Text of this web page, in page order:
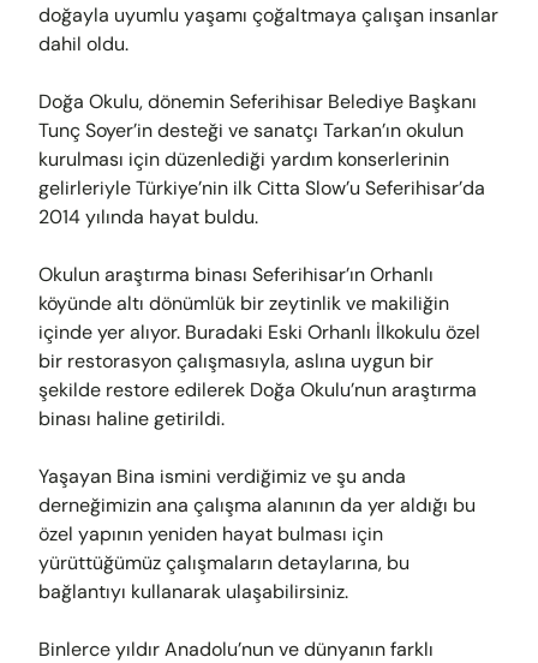
doğayla uyumlu yaşamı çoğaltmaya çalışan insanlar
dahil oldu.
Doğa Okulu, dönemin Seferihisar Belediye Başkanı
Tunç Soyer’in desteği ve sanatçı Tarkan’ın okulun
kurulması için düzenlediği yardım konserlerinin
gelirleriyle Türkiye’nin ilk Citta Slow’u Seferihisar’da
2014 yılında hayat buldu.
Okulun araştırma binası Seferihisar’ın Orhanlı
köyünde altı dönümlük bir zeytinlik ve makiliğin
içinde yer alıyor. Buradaki Eski Orhanlı İlkokulu özel
bir restorasyon çalışmasıyla, aslına uygun bir
şekilde restore edilerek Doğa Okulu’nun araştırma
binası haline getirildi.
Yaşayan Bina ismini verdiğimiz ve şu anda
derneğimizin ana çalışma alanının da yer aldığı bu
özel yapının yeniden hayat bulması için
yürüttüğümüz çalışmaların detaylarına, bu
bağlantıyı kullanarak ulaşabilirsiniz.
Binlerce yıldır Anadolu’nun ve dünyanın farklı